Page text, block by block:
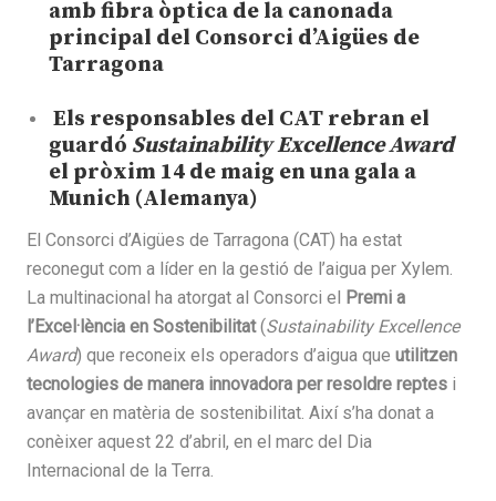
amb fibra òptica de la canonada
principal del Consorci d’Aigües de
Tarragona
Els responsables del CAT rebran el
guardó Sustainability Excellence Award
el pròxim 14 de maig en una gala a
Munich (Alemanya)
El Consorci d’Aigües de Tarragona (CAT) ha estat
reconegut com a líder en la gestió de l’aigua per Xylem.
La multinacional ha atorgat al Consorci el Premi a
l’Excel·lència en Sostenibilitat(Sustainability Excellence
Award) que reconeix els operadors d’aigua que utilitzen
tecnologies de manera innovadora per resoldre reptes i
avançar en matèria de sostenibilitat. Així s’ha donat a
conèixer aquest 22 d’abril, en el marc del Dia
Internacional de la Terra.